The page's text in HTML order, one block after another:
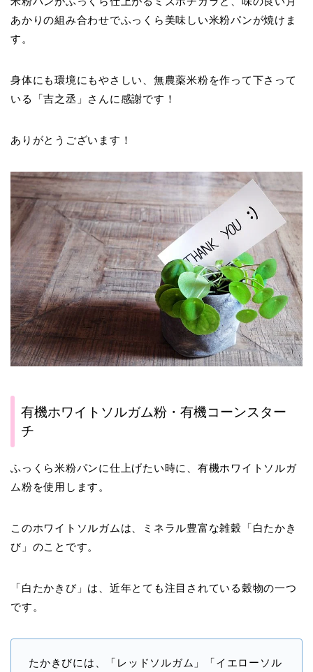
あかりの組み合わせでふっくら美味しい米粉パンが焼けま
す。
身体にも環境にもやさしい、無農薬米粉を作って下さって
いる「吉之丞」さんに感謝です！
ありがとうございます！
有機ホワイトソルガム粉・有機コーンスター
チ
ふっくら米粉パンに仕上げたい時に、有機ホワイトソルガ
ム粉を使用します。
このホワイトソルガムは、ミネラル豊富な雑穀「白たかき
び」のことです。
「白たかきび」は、近年とても注目されている穀物の一つ
です。
たかきびには、「レッドソルガム」「イエローソル